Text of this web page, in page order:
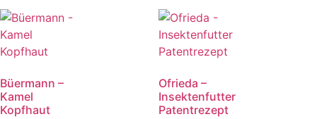
Büermann –
Kamel
Kopfhaut
Ofrieda –
Insektenfutter
Patentrezept